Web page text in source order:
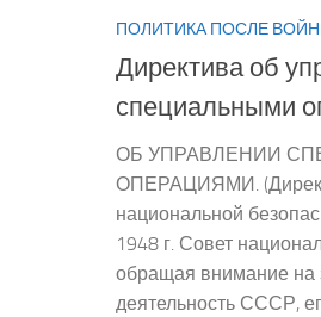
ПОЛИТИКА ПОСЛЕ
Директива об
специальными
ОБ УПРАВЛЕНИИ
ОПЕРАЦИЯМИ.
национальной
1948 г. Совет
обращая внимание на
деятельность СССР,